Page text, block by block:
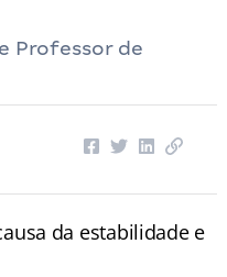
Professor de
da estabilidade e